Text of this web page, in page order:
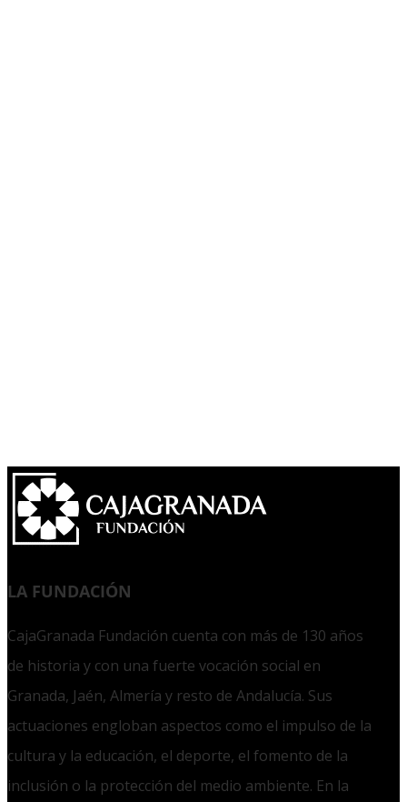
LA FUNDACIÓN
CajaGranada Fundación cuenta con más de 130 años
de historia y con una fuerte vocación social en
Granada, Jaén, Almería y resto de Andalucía. Sus
actuaciones engloban aspectos como el impulso de la
cultura y la educación, el deporte, el fomento de la
inclusión o la protección del medio ambiente. En la